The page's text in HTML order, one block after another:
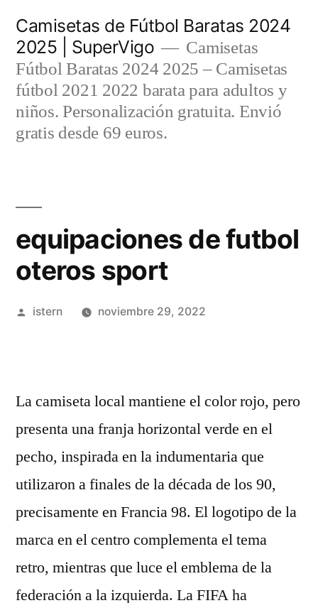
contenido
Camisetas de Fútbol Baratas 2024
2025 | SuperVigo
Camisetas
Fútbol Baratas 2024 2025 – Camisetas
fútbol 2021 2022 barata para adultos y
niños. Personalización gratuita. Envió
gratis desde 69 euros.
equipaciones de futbol
oteros sport
Publicado
istern noviembre 29, 2022
La camiseta local mantiene el color rojo, pero
presenta una franja horizontal verde en el
pecho, inspirada en la indumentaria que
utilizaron a finales de la década de los 90,
precisamente en Francia 98. El logotipo de la
marca en el centro complementa el tema
retro, mientras que luce el emblema de la
federación a la izquierda. La FIFA ha